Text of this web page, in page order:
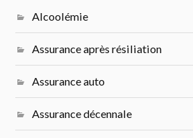
Alcoolémie
Assurance après résiliation
Assurance auto
Assurance décennale